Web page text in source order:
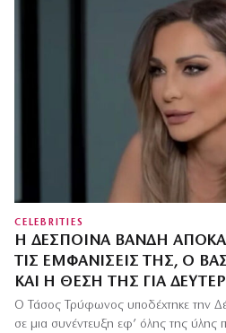
CELEBRITIES
Η ΔΈΣΠΟΙΝΑ ΒΑΝΔΉ
ΤΙΣ ΕΜΦΑΝΊΣΕΙΣ ΤΗΣ, Ο
ΚΑΙ Η ΘΈΣΗ ΤΗΣ ΓΙΑ
Ο Τάσος Τρύφωνος υποδέχτηκε την
σε μια συνέντευξη εφ’ όλης της ύλης